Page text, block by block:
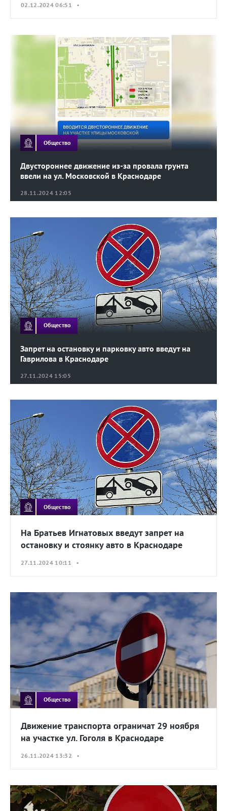
02.12.2024 06:51 •
28.11.2024 12:05
Двустороннее движение из-за провала грунта
ввели на ул. Московской в Краснодаре
Общество
27.11.2024 15:05
Запрет на остановку и парковку авто введут на
Гаврилова в Краснодаре
Общество
Общество
На Братьев Игнатовых введут запрет на
остановку и стоянку авто в Краснодаре
27.11.2024 10:11 •
Общество
Движение транспорта ограничат 29 ноября
на участке ул. Гоголя в Краснодаре
26.11.2024 13:32 •